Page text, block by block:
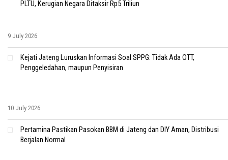
PLTU, Kerugian Negara Ditaksir Rp5 Triliun
9 July 2026
Kejati Jateng Luruskan Informasi Soal SPPG: Tidak Ada OTT,
Penggeledahan, maupun Penyisiran
10 July 2026
Pertamina Pastikan Pasokan BBM di Jateng dan DIY Aman, Distribusi
Berjalan Normal